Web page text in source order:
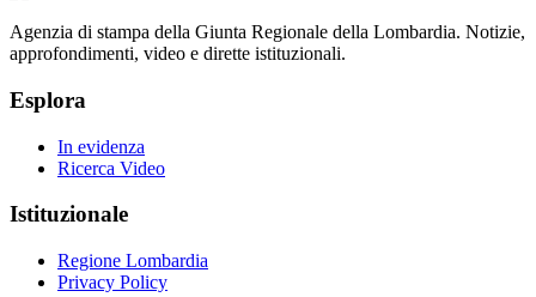
Agenzia di stampa della Giunta Regionale della Lombardia. Notizie,
approfondimenti, video e dirette istituzionali.
Esplora
In evidenza
Ricerca Video
Istituzionale
Regione Lombardia
Privacy Policy